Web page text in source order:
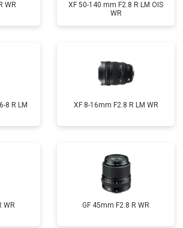
WR
XF 50-140 mm F2.8 R LM OIS
WR
8 R LM
XF 8-16mm F2.8 R LM WR
WR GF 45mm F2.8 R WR